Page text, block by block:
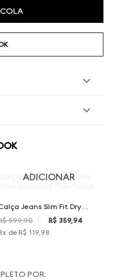
GG XGG
ADICIONAR
Jeans Slim Fit Dry
Dudalina Masculina
599,90
R$ 359,94
x de R$ 119,98
POR: